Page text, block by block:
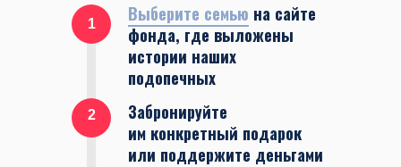
1 Выберите семью на сайте
фонда, где выложены
истории наших
подопечных
2
Забронируйте
им конкретный подарок
или поддержите деньгами